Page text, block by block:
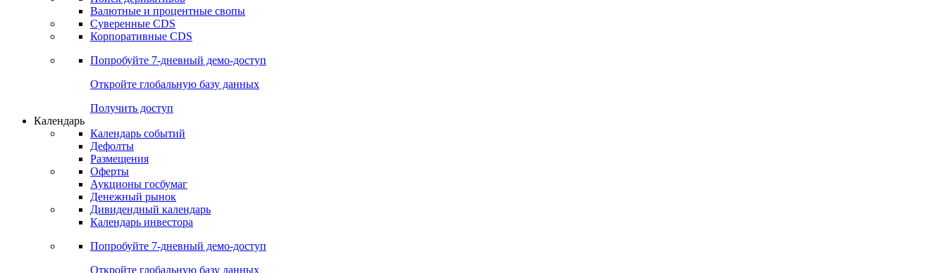
Получить доступ
Деривативы
Поиск деривативов
Валютные и процентные свопы
Суверенные CDS
Корпоративные CDS
Попробуйте7-дневный
Откройте глобальную базу данных
Получить доступ
Календарь
Календарь событий
Дефолты
Размещения
Оферты
Аукционы госбумаг
Денежный рынок
Дивидендный календарь
Календарь инвестора